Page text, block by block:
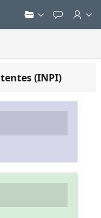
(INPI)